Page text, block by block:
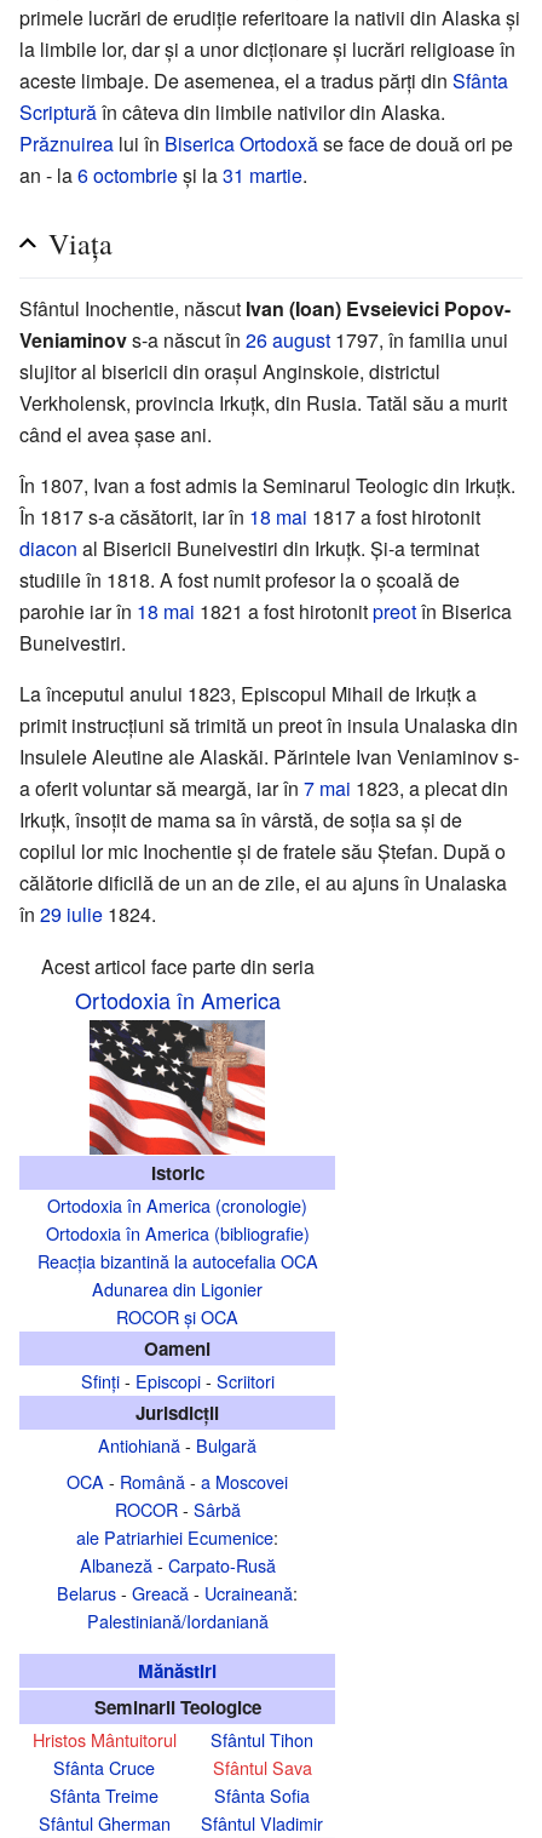
primele lucrări de erudiție referitoare la nativii din Alaska și
la limbile lor, dar și a unor dicționare și lucrări religioase în
aceste limbaje. De asemenea, el a tradus părți din Sfânta
Scripturăîn câteva din limbile nativilor din Alaska.
Prăznuirea lui în Biserica Ortodoxăse face de două ori pe
an - la6 octombrieși la31 martie.
Viața
Sfântul Inochentie, născut Ivan (Ioan) Evseievici Popov-
Veniaminovs-a născut în 26 august 1797, în familia unui
slujitor al bisericii din orașul Anginskoie, districtul
Verkholensk, provincia Irkuțk, din Rusia. Tatăl său a murit
când el avea șase ani.
În 1807, Ivan a fost admis la Seminarul Teologic din Irkuțk.
În 1817 s-a căsătorit, iar în 18 mai 1817 a fost hirotonit
diacon al Bisericii Buneivestiri din Irkuțk. Şi-a terminat
studiile în 1818. A fost numit profesor la o școală de
parohie iar în 18 mai 1821 a fost hirotonitpreotîn Biserica
Buneivestiri.
La începutul anului 1823, Episcopul Mihail de Irkuțk a
primit instrucțiuni să trimită un preot în insula Unalaska din
Insulele Aleutine ale Alaskăi. Părintele Ivan Veniaminov s-
a oferit voluntar să meargă, iar în 7 mai 1823, a plecat din
Irkuțk, însoțit de mama sa în vârstă, de soția sa și de
copilul lor mic Inochentie și de fratele său Ştefan. După o
călătorie dificilă de un an de zile, ei au ajuns în Unalaska
în 29 iulie 1824.
Acest articol face parte din seria
Ortodoxia în America
Istoric
Ortodoxia în America (cronologie)
Ortodoxia în America (bibliografie)
Reacția bizantină la autocefalia OCA
Adunarea din Ligonier
ROCOR şi OCA
Oameni
Sfinţi- Episcopi- Scriitori
Jurisdicţii
Antiohiană- Bulgară
OCA- Română- a Moscovei
ROCOR- Sârbă
ale Patriarhiei Ecumenice:
Albaneză- Carpato-Rusă
Belarus- Greacă- Ucraineană:
Palestiniană/Iordaniană
Mănăstiri
Seminarii Teologice
Hristos Mântuitorul
Sfânta Cruce
Sfânta Treime
Sfântul Gherman
Sfântul Tihon
Sfântul Sava
Sfânta Sofia
Sfântul Vladimir